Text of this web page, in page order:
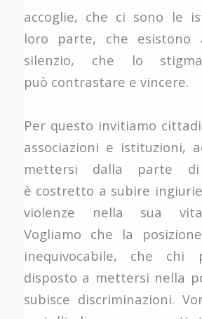
accoglie, che ci sono le
loro parte, che esistono
silenzio, che lo
può contrastare e vincere.
Per questo invitiamo
associazioni e istituzioni,
mettersi dalla parte
è costretto a subire
violenze nella sua
Vogliamo che la
inequivocabile, che chi
disposto a mettersi nella
subisce discriminazioni.